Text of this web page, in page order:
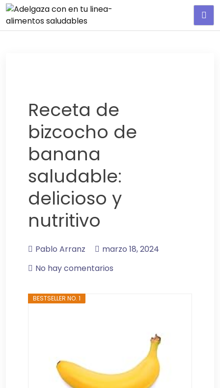
Receta de
bizcocho de
banana
saludable:
delicioso y
nutritivo
Pablo Arranz
marzo 18, 2024
No hay comentarios
BESTSELLER NO. 1